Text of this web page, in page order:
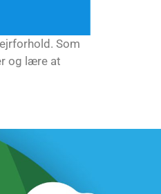
Som
og lære at